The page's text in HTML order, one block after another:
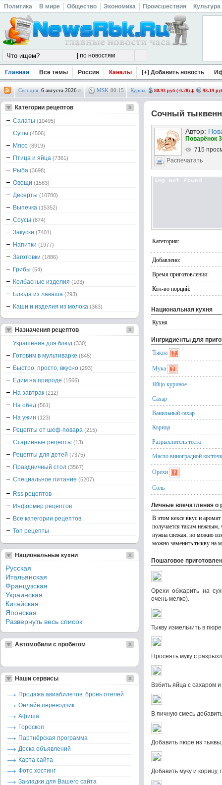
Политика В мире Общество Экономика Происшествия Культура
Главная Все темы Россия Каналы [+] Добавить новость
Сегодня: 6 августа 2026 г. MSK 00:15 Курсы: 80.93 руб (-0.20) 93.19
Сочный
Автор:
Поварёнок
715
Распечатать
Категория:
Добавлено:
Время приготовления:
Кол-во порций:
Национальная кухня
Кухня
Ингридиенты для
Тыква
Мука
Яйцо куриное
Сахар
Ванильный сахар
Корица
Разрыхлитель теста
Масло виноградной
Орехи
Соль
Личные впечатления о
В этом кексе вкус и
получается таким нежным,
нужна свежая, но можно
можно заменить тыкву на
Пошаговое
Орехи обжарить на
очень мелко).
Тыкву измельчить в
Просеять муку с
Взбить яйца с сахаром
В яичную смесь
Добавить пюре из
Добавить муку и
Категории рецептов
Салаты (10495)
Супы (4506)
Мясо (8919)
Птица и яйца (7361)
Рыба (3698)
Овощи (1583)
Десерты (10780)
Выпечка (15352)
Соусы (874)
Закуски (7401)
Напитки (1977)
Заготовки (1886)
Грибы (54)
Колбасные изделия (103)
Блюда из лаваша (293)
Каши и изделия из молока (363)
Назначения рецептов
Украшения для блюд (330)
Готовим в мультиварке (845)
Быстро, просто, вкусно (293)
Едим на природе (1566)
На завтрак (212)
На обед (561)
На ужин (123)
Рецепты от шеф-повара (215)
Старинные рецепты (13)
Рецепты для детей (7375)
Праздничный стол (3567)
Специальное питание (5207)
Rss рецептов
Информер рецептов
Все категории рецептов
Топ рецепты
Национальные кухни
Русская
Итальянская
Французская
Украинская
Китайская
Японская
Развернуть весь список
Автомобили с пробегом
Наши сервисы
Продажа авиабилетов, бронь отелей
Онлайн переводчик
Афиша
Гороскоп
Партнёрская программа
Доска объявлений
Карта сайта
Фото хостинг
Закладки для Вашего сайта